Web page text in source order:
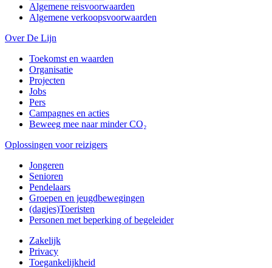
Algemene reisvoorwaarden
Algemene verkoopsvoorwaarden
Over De Lijn
Toekomst en waarden
Organisatie
Projecten
Jobs
Pers
Campagnes en acties
Beweeg mee naar minder CO₂
Oplossingen voor reizigers
Jongeren
Senioren
Pendelaars
Groepen en jeugdbewegingen
(dagjes)Toeristen
Personen met beperking of begeleider
Zakelijk
Privacy
Toegankelijkheid